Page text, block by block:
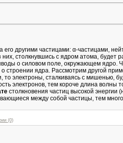
другими частицами: α-частицами,
столкнувшись с ядром атома, будет
о силовом поле, окружающем ядро.
строении ядра. Рассмотрим другой
электроны, сталкиваясь с мишенью,
электронов, тем короче длина волны
столкновения частиц высокой энергии
между собой частицы, тем
(0)